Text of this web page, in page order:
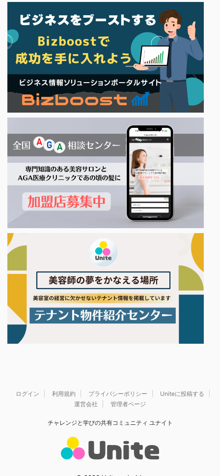
ログイン 利用規約 プライバシーポリシー
Uniteに投稿する
運営会社
管理者ページ
チャレンジと学びの共有コミュニティ ユナイト